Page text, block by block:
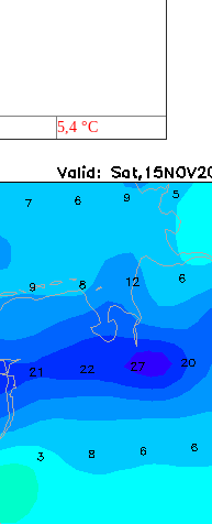
5,4 °C